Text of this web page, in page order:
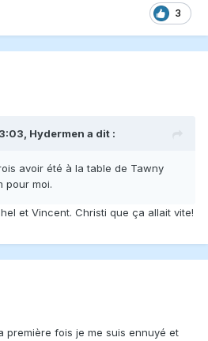
3
Hydermen a dit :
avoir été à la table de Tawny
pour moi.
et Vincent. Christi que ça allait vite!
première fois je me suis ennuyé et